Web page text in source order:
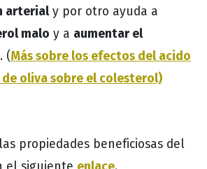
arterialy por otro ayuda a
malo y a aumentar el
. (Más sobre los efectos del acido
oliva sobre el colesterol)
propiedades beneficiosas del
enlace